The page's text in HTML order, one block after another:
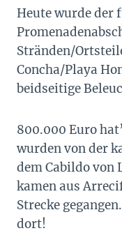
Heute wurde der
Stränden/
Concha/Playa
beidseitige
800.000 Euro
wurden von der
dem Cabildo von
kamen aus
Strecke
dort!